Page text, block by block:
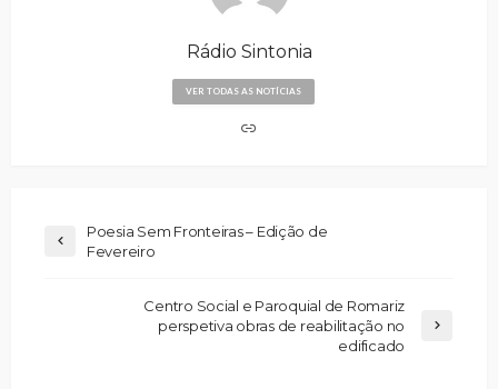
Rádio Sintonia
VER TODAS AS NOTÍCIAS
Poesia Sem Fronteiras – Edição de
Fevereiro
Centro Social e Paroquial de Romariz
perspetiva obras de reabilitação no
edificado